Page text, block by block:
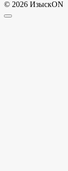
© 2026 ИзыскON